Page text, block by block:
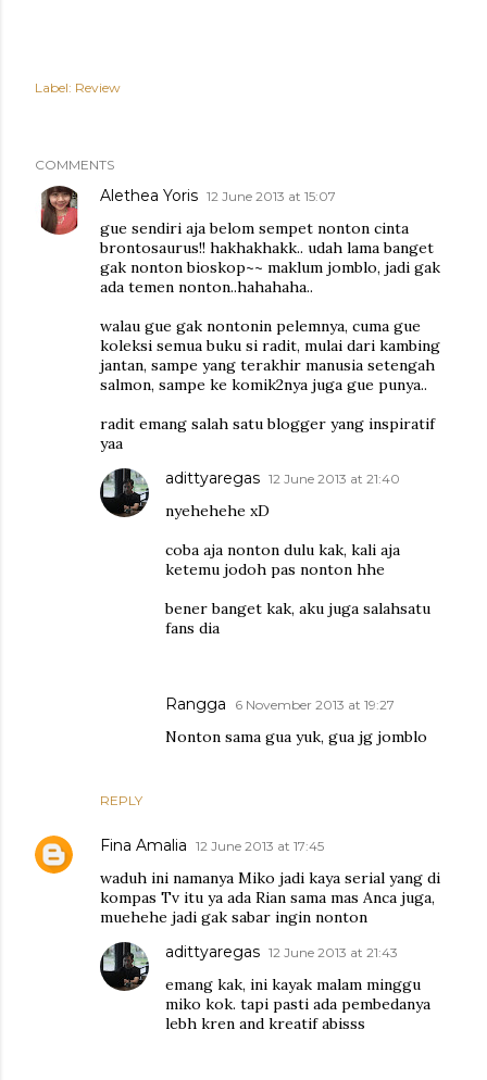
Label: Review
COMMENTS
Alethea Yoris 12 June 2013 at 15:07
gue sendiri aja belom sempet nonton cinta
brontosaurus!! hakhakhakk.. udah lama banget
gak nonton bioskop~~ maklum jomblo, jadi gak
ada temen nonton..hahahaha..
walau gue gak nontonin pelemnya, cuma gue
koleksi semua buku si radit, mulai dari kambing
jantan, sampe yang terakhir manusia setengah
salmon, sampe ke komik2nya juga gue punya..
radit emang salah satu blogger yang inspiratif
yaa
REPLY
adittyaregas 12 June 2013 at 21:40
nyehehehe xD
coba aja nonton dulu kak, kali aja
ketemu jodoh pas nonton hhe
bener banget kak, aku juga salahsatu
fans dia
Rangga 6 November 2013 at 19:27
Nonton sama gua yuk, gua jg jomblo
Fina Amalia 12 June 2013 at 17:45
waduh ini namanya Miko jadi kaya serial yang di
kompas Tv itu ya ada Rian sama mas Anca juga,
muehehe jadi gak sabar ingin nonton
adittyaregas 12 June 2013 at 21:43
emang kak, ini kayak malam minggu
miko kok. tapi pasti ada pembedanya
lebh kren and kreatif abisss